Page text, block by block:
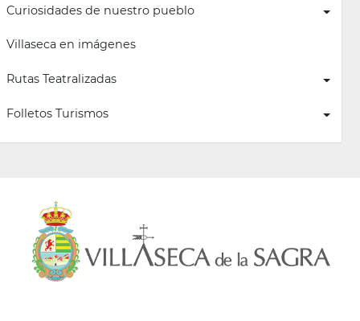
Curiosidades de nuestro pueblo
Villaseca en imágenes
Rutas Teatralizadas
Folletos Turismos